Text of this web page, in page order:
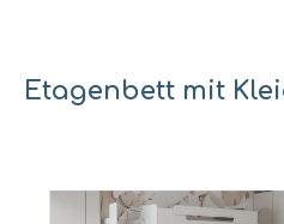
Etagenbett mit